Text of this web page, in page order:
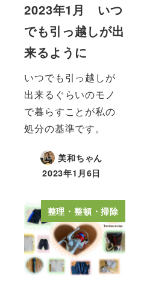
2023年1月 いつ
でも引っ越しが出
来るように
いつでも引っ越しが
出来るぐらいのモノ
で暮らすことが私の
処分の基準です。
美和ちゃん
2023年1月6日
整理・整頓・掃除